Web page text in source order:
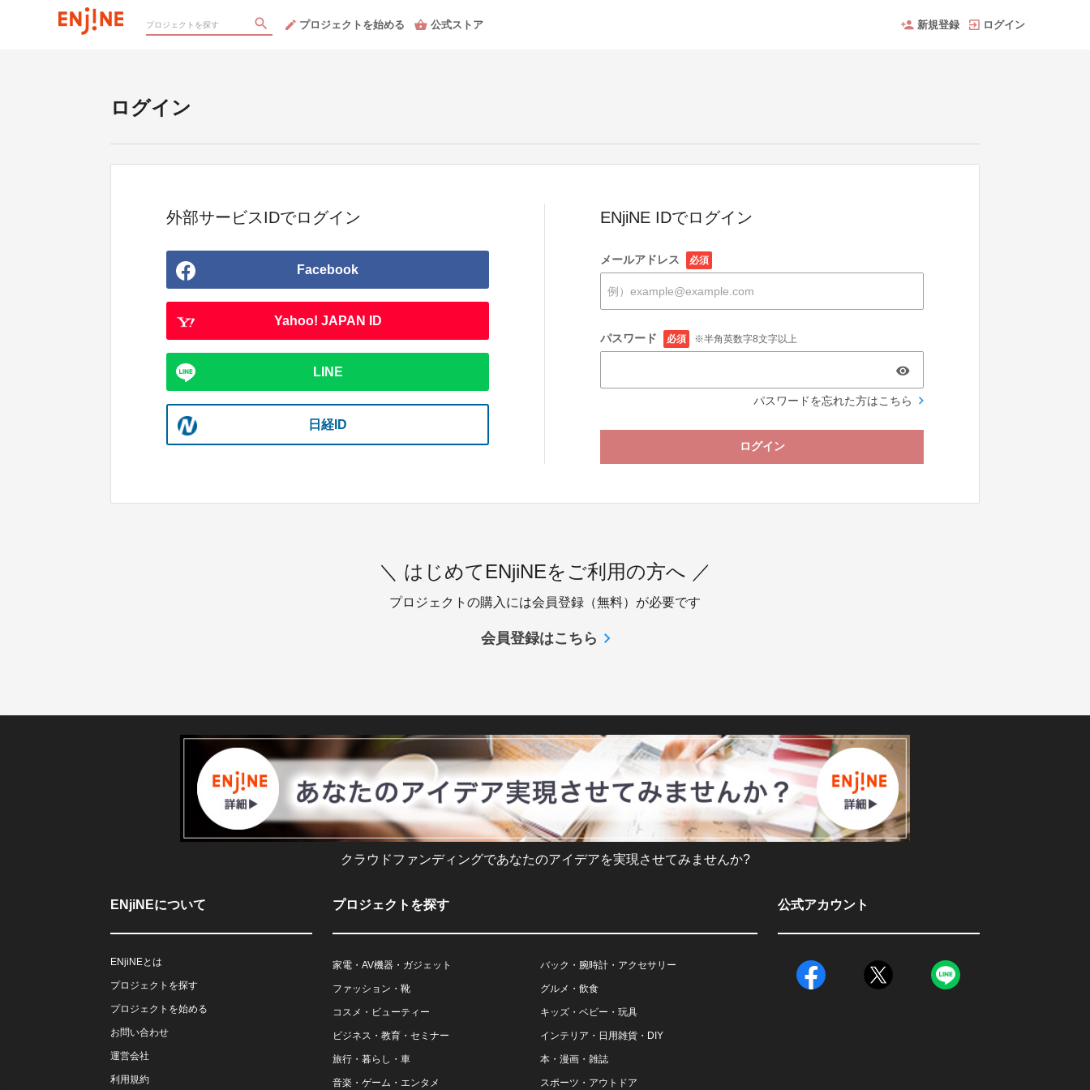
プロジェクトを始める 公式ストア 新規登録 ログイン
ログイン
外部サービスIDでログイン
Facebook
Yahoo! JAPAN ID
LINE
日経ID
ENjiNE IDでログイン
メールアドレス 必須
パスワード 必須 ※半角英数字8文字以上
パスワードを忘れた方はこちら
ログイン
＼ はじめてENjiNEをご利用の方へ ／
プロジェクトの購入には会員登録（無料）が必要です
会員登録はこちら
クラウドファンディングであなたのアイデアを実現させてみませんか?
ENjiNEについて
ENjiNEとは
プロジェクトを探す
プロジェクトを始める
お問い合わせ
運営会社
利用規約
プロジェクトを探す
家電・AV機器・ガジェット バック・腕時計・アクセサリー
ファッション・靴 グルメ・飲食
コスメ・ビューティー キッズ・ベビー・玩具
ビジネス・教育・セミナー インテリア・日用雑貨・DIY
旅行・暮らし・車 本・漫画・雑誌
音楽・ゲーム・エンタメ スポーツ・アウトドア
公式アカウント